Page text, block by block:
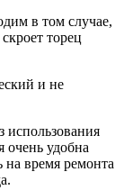
в том случае,
торец
и не
использования
удобна
на время ремонта